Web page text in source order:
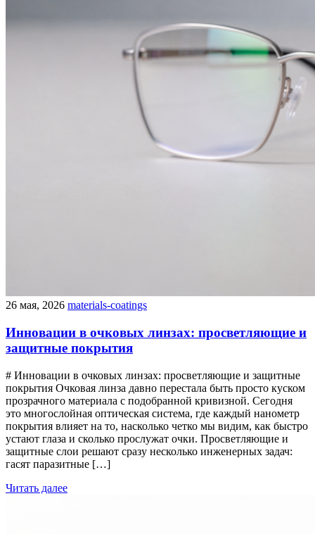
26 мая, 2026 materials-coatings
Инновации в очковых линзах: просветляющие и
защитные покрытия
# Инновации в очковых линзах: просветляющие и защитные
покрытия Очковая линза давно перестала быть просто куском
прозрачного материала с подобранной кривизной. Сегодня
это многослойная оптическая система, где каждый нанометр
покрытия влияет на то, насколько четко мы видим, как быстро
устают глаза и сколько прослужат очки. Просветляющие и
защитные слои решают сразу несколько инженерных задач:
гасят паразитные […]
Читать далее